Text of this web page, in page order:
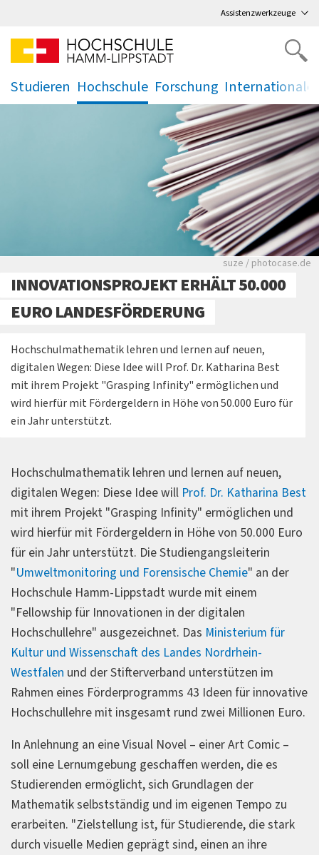
Assistenzwerkzeuge
Studieren
.
Hochschule
.
Forschung
. .
Viele Zeitungen.
suze / photocase.de
INNOVATIONSPROJEKT ERHÄLT 50.000
EURO LANDESFÖRDERUNG
Hochschulmathematik lehren und lernen auf neuen,
digitalen Wegen: Diese Idee will Prof. Dr. Katharina Best
mit ihrem Projekt "Grasping Infinity" ermöglichen und
wird hierfür mit Fördergeldern in Höhe von 50.000 Euro für
ein Jahr unterstützt.
Hochschulmathematik lehren und lernen auf neuen,
digitalen Wegen: Diese Idee will Prof. Dr. Katharina Best
mit ihrem Projekt "Grasping Infinity" ermöglichen und
wird hierfür mit Fördergeldern in Höhe von 50.000 Euro
für ein Jahr unterstützt. Die Studiengangsleiterin
"Umweltmonitoring und Forensische Chemie" an der
Hochschule Hamm-Lippstadt wurde mit einem
"Fellowship für Innovationen in der digitalen
Hochschullehre" ausgezeichnet. Das Ministerium für
Kultur und Wissenschaft des Landes Nordrhein-
Westfalen und der Stifterverband unterstützen im
Rahmen eines Förderprogramms 43 Ideen für innovative
Hochschullehre mit insgesamt rund zwei Millionen Euro.
In Anlehnung an eine Visual Novel – einer Art Comic –
soll eine Lernumgebung geschaffen werden, die es
Studierenden ermöglicht, sich Grundlagen der
Mathematik selbstständig und im eigenen Tempo zu
erarbeiten. "Zielstellung ist, für Studierende, die stark
durch visuelle Medien geprägt sind, einen an ihre